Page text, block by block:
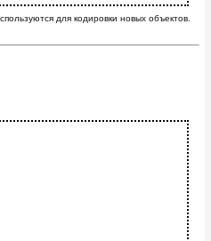
для кодировки новых объектов.